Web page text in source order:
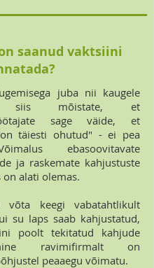
saanud vaktsiini
juba nii kaugele
siis mõistate, et
sage väide, et
täiesti ohutud" - ei pea
ebasoovitavate
ja raskemate kahjustuste
alati olemas.
võta keegi vabatahtlikult
su laps saab kahjustatud,
poolt tekitatud kahjude
ravimifirmalt on
peaaegu võimatu.